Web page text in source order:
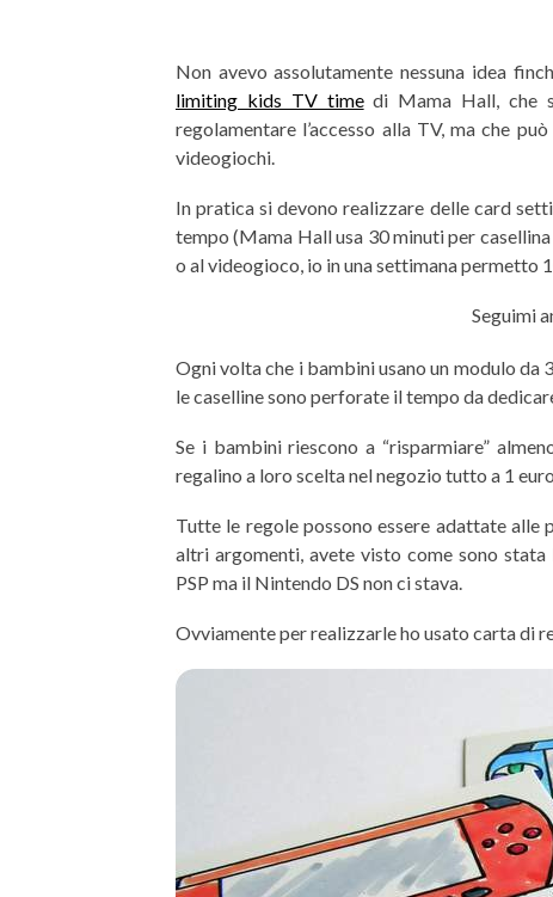
Non avevo assolutamente nessuna idea
limiting kids TV timedi Mama Hall, che
regolamentare l’accesso alla TV, ma che
videogiochi.
In pratica si devono realizzare delle card
tempo (Mama Hall usa 30 minuti per
o al videogioco, io in una settimana permetto
Seguimi
Ogni volta che i bambini usano un modulo da
le caselline sono perforate il tempo da
Se i bambini riescono a “risparmiare”
regalino a loro scelta nel negozio tutto a 1
Tutte le regole possono essere adattate alle
altri argomenti, avete visto come sono stata
PSP ma il Nintendo DS non ci stava.
Ovviamente per realizzarle ho usato carta di